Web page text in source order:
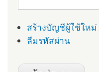
สร้างบัญชีผู้ใช้ใหม่
ลืมรหัสผ่าน